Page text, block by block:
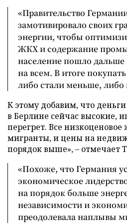
«Правительство
замотивировало своих
энергии, чтобы
ЖКХ и содержание
население пошло дальше
на всем. В итоге
либо стали меньше, либо
К этому добавим, что
в Берлине сейчас высокие,
перегрет. Все
мигранты, и цены на
порядок выше», – отмечает
«Похоже, что Германия
экономическое
на порядок больше
независимости и
преодолевала наплывы